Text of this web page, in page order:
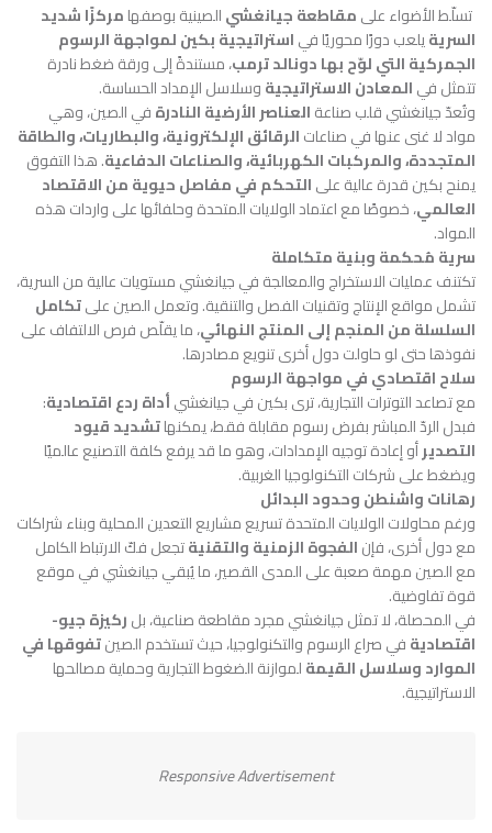
تسلّط الأضواء علىمقاطعة جيانغشيالصينية بوصفهامركزًا شديد
السريةيلعب دورًا محوريًا فياستراتيجية بكين لمواجهة الرسوم
الجمركية التي لوّح بها دونالد ترمب، مستندةً إلى ورقة ضغط نادرة
تتمثل فيالمعادن الاستراتيجيةوسلاسل الإمداد الحساسة.
وتُعدّ جيانغشي قلب صناعةالعناصر الأرضية النادرةفي الصين، وهي
مواد لا غنى عنها في صناعاتالرقائق الإلكترونية، والبطاريات، والطاقة
المتجددة، والمركبات الكهربائية، والصناعات الدفاعية. هذا التفوق
يمنح بكين قدرة عالية علىالتحكم في مفاصل حيوية من الاقتصاد
العالمي، خصوصًا مع اعتماد الولايات المتحدة وحلفائها على واردات هذه
المواد.
سرية مُحكمة وبنية متكاملة
تكتنف عمليات الاستخراج والمعالجة في جيانغشي مستويات عالية من السرية،
تشمل مواقع الإنتاج وتقنيات الفصل والتنقية. وتعمل الصين علىتكامل
السلسلة من المنجم إلى المنتج النهائي، ما يقلّص فرص الالتفاف على
نفوذها حتى لو حاولت دول أخرى تنويع مصادرها.
سلاح اقتصادي في مواجهة الرسوم
مع تصاعد التوترات التجارية، ترى بكين في جيانغشيأداة ردع اقتصادية:
فبدل الردّ المباشر بفرض رسوم مقابلة فقط، يمكنهاتشديد قيود
التصديرأو إعادة توجيه الإمدادات، وهو ما قد يرفع كلفة التصنيع عالميًا
ويضغط على شركات التكنولوجيا الغربية.
رهانات واشنطن وحدود البدائل
ورغم محاولات الولايات المتحدة تسريع مشاريع التعدين المحلية وبناء شراكات
مع دول أخرى، فإنالفجوة الزمنية والتقنيةتجعل فكّ الارتباط الكامل
مع الصين مهمة صعبة على المدى القصير، ما يُبقي جيانغشي في موقع
قوة تفاوضية.
في المحصلة، لا تمثل جيانغشي مجرد مقاطعة صناعية، بلركيزة جيو-
اقتصاديةفي صراع الرسوم والتكنولوجيا، حيث تستخدم الصينتفوقها في
الموارد وسلاسل القيمةلموازنة الضغوط التجارية وحماية مصالحها
الاستراتيجية.
Responsive Advertisement